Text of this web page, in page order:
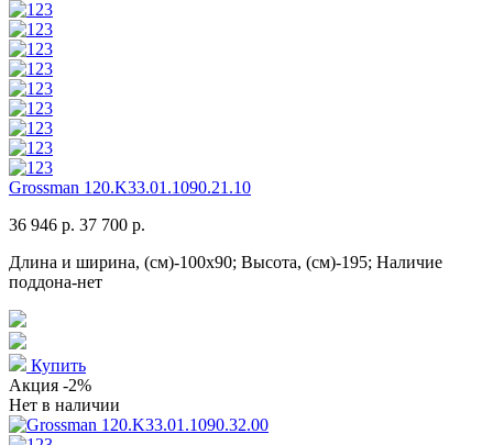
Grossman 120.K33.01.1090.21.10
36 946 р. 37 700 р.
Длина и ширина, (см)-100x90; Высота, (см)-195; Наличие
поддона-нет
Купить
Акция -2%
Нет в наличии